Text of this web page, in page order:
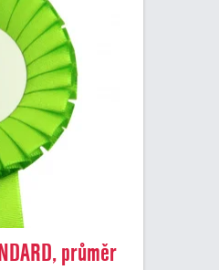
průměr